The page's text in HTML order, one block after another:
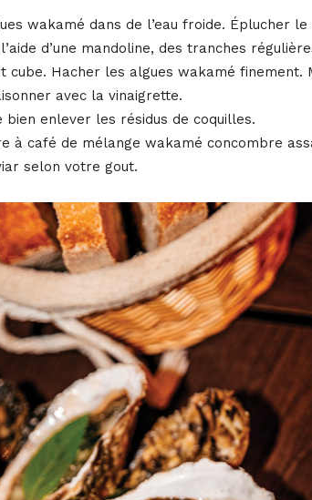
wakamé dans de l’eau froide. Éplucher
d’une mandoline, des tranches
cube. Hacher les algues wakamé finement.
avec la vinaigrette.
bien enlever les résidus de coquilles.
à café de mélange wakamé concombre
selon votre gout.